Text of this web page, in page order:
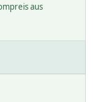
aus